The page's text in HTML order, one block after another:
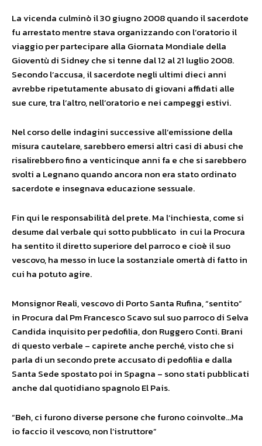
La vicenda culminò il 30 giugno 2008 quando il sacerdote
fu arrestato mentre stava organizzando con l’oratorio il
viaggio per partecipare alla Giornata Mondiale della
Gioventù di Sidney che si tenne dal 12 al 21 luglio 2008.
Secondo l’accusa, il sacerdote negli ultimi dieci anni
avrebbe ripetutamente abusato di giovani affidati alle
sue cure, tra l’altro, nell’oratorio e nei campeggi estivi.
Nel corso delle indagini successive all’emissione della
misura cautelare, sarebbero emersi altri casi di abusi che
risalirebbero fino a venticinque anni fa e che si sarebbero
svolti a Legnano quando ancora non era stato ordinato
sacerdote e insegnava educazione sessuale.
Fin qui le responsabilità del prete. Ma l’inchiesta, come si
desume dal verbale qui sotto pubblicato in cui la Procura
ha sentito il diretto superiore del parroco e cioè il suo
vescovo, ha messo in luce la sostanziale omertà di fatto in
cui ha potuto agire.
Monsignor Reali, vescovo di Porto Santa Rufina, “sentito”
in Procura dal Pm Francesco Scavo sul suo parroco di Selva
Candida inquisito per pedofilia, don Ruggero Conti. Brani
di questo verbale – capirete anche perché, visto che si
parla di un secondo prete accusato di pedofilia e dalla
Santa Sede spostato poi in Spagna – sono stati pubblicati
anche dal quotidiano spagnolo El Pais.
“Beh, ci furono diverse persone che furono coinvolte…Ma
io faccio il vescovo, non l’istruttore”